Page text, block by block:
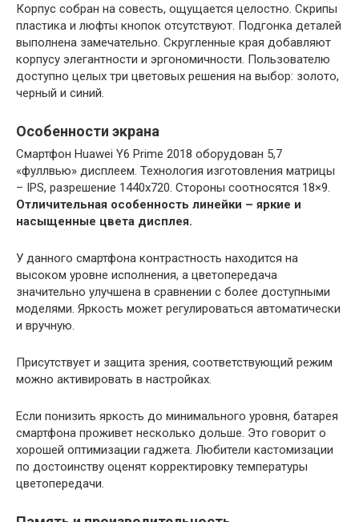
Корпус собран на совесть, ощущается целостно. Скрипы
пластика и люфты кнопок отсутствуют. Подгонка деталей
выполнена замечательно. Скругленные края добавляют
корпусу элегантности и эргономичности. Пользователю
доступно целых три цветовых решения на выбор: золото,
черный и синий.
Особенности экрана
Смартфон Huawei Y6 Prime 2018 оборудован 5,7
«фуллвью» дисплеем. Технология изготовления матрицы
– IPS, разрешение 1440х720. Стороны соотносятся 18×9.
Отличительная особенность линейки – яркие и
насыщенные цвета дисплея.
У данного смартфона контрастность находится на
высоком уровне исполнения, а цветопередача
значительно улучшена в сравнении с более доступными
моделями. Яркость может регулироваться автоматически
и вручную.
Присутствует и защита зрения, соответствующий режим
можно активировать в настройках.
Если понизить яркость до минимального уровня, батарея
смартфона проживет несколько дольше. Это говорит о
хорошей оптимизации гаджета. Любители кастомизации
по достоинству оценят корректировку температуры
цветопередачи.